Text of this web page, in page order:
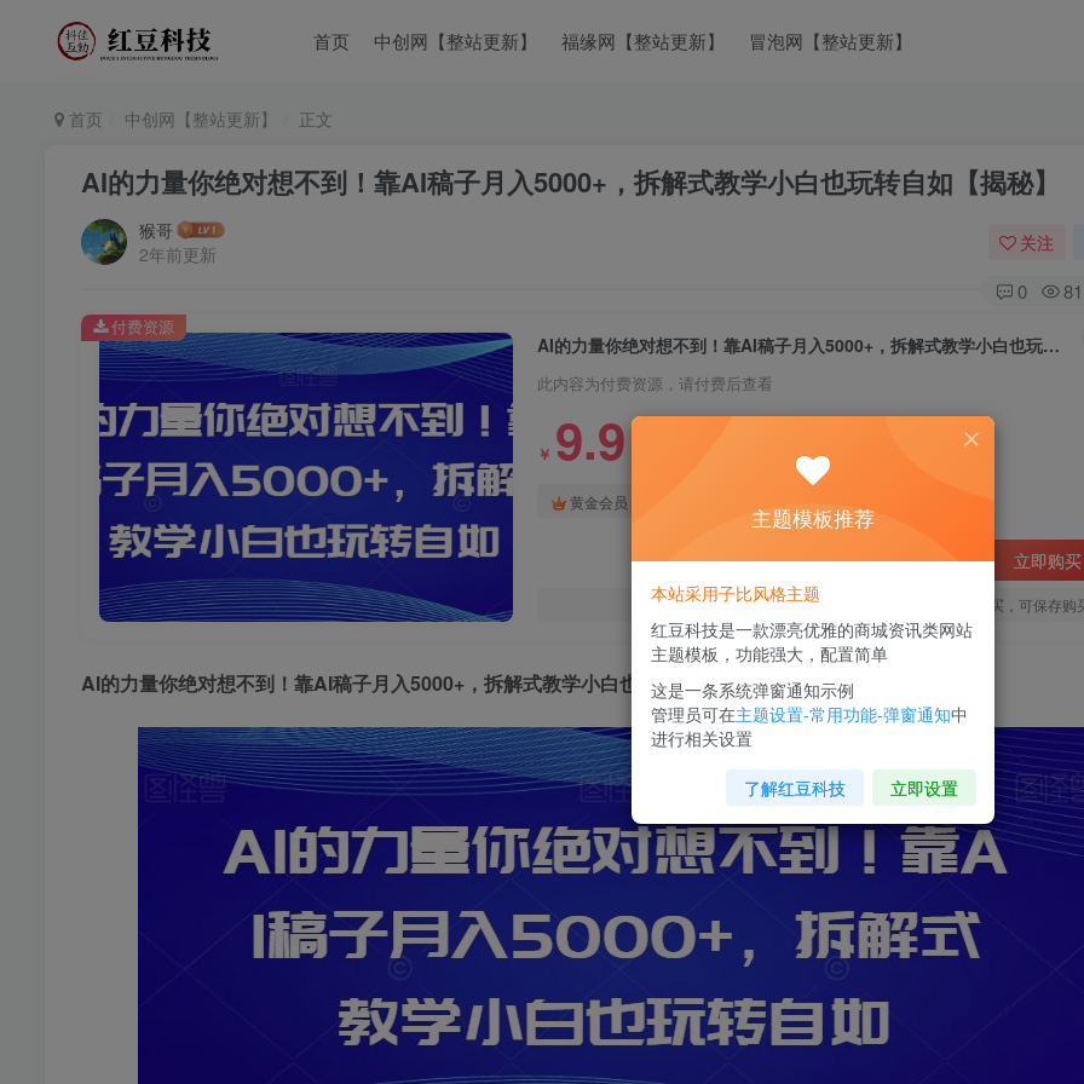
首页 中创网【整站更新】 福缘网【整站更新】 冒泡网【整站更新】
首页 中创网【整站更新】 正文
AI的力量你绝对想不到！靠AI稿子月入5000+，拆解式教学小白也玩转自如【揭秘】
猴哥
2年前更新
关注
0 81
AI的力量你绝对想不到！靠AI稿子月入5000+，拆解式教学小白也玩转自如【揭秘】
此内容为付费资源，请付费后查看
￥ 9.9
黄金会员
立即购买
您当前未登录！建议登陆后购买，可保存购
付费资源
AI的力量你绝对想不到！靠AI稿子月入5000+，拆解式教学小白也玩转自如【揭秘】
主题模板推荐
本站采用子比风格主题
红豆科技是一款漂亮优雅的商城资讯类网站
主题模板，功能强大，配置简单
这是一条系统弹窗通知示例
管理员可在主题设置-常用功能-弹窗通知中
进行相关设置
了解红豆科技 立即设置